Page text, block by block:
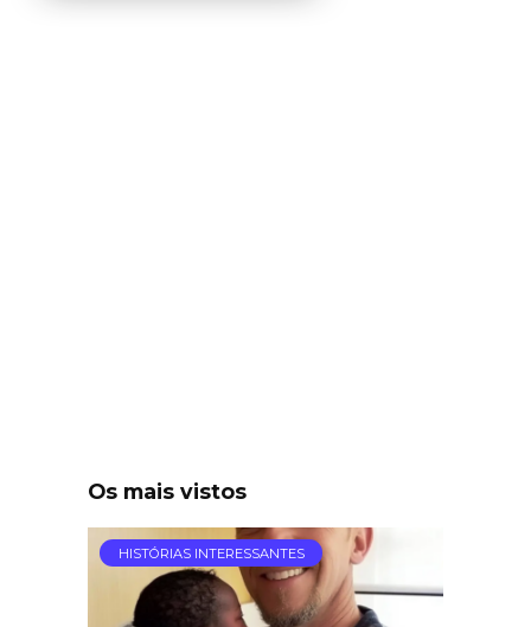
Os mais vistos
HISTÓRIAS INTERESSANTES